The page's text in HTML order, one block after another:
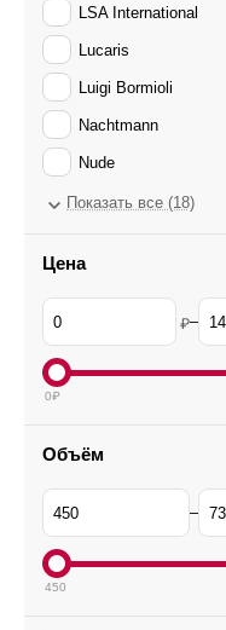
LSA International
Lucaris
Luigi Bormioli
Nachtmann
Nude
Ocean
Riedel
Schott Zwiesel
Zalto
Показать все (18)
Цена
₽–
0₽
Объём
–
450